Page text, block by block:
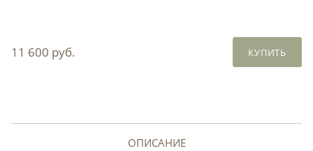
11 600 руб. КУПИТЬ
ОПИСАНИЕ